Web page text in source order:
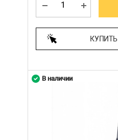
В наличии